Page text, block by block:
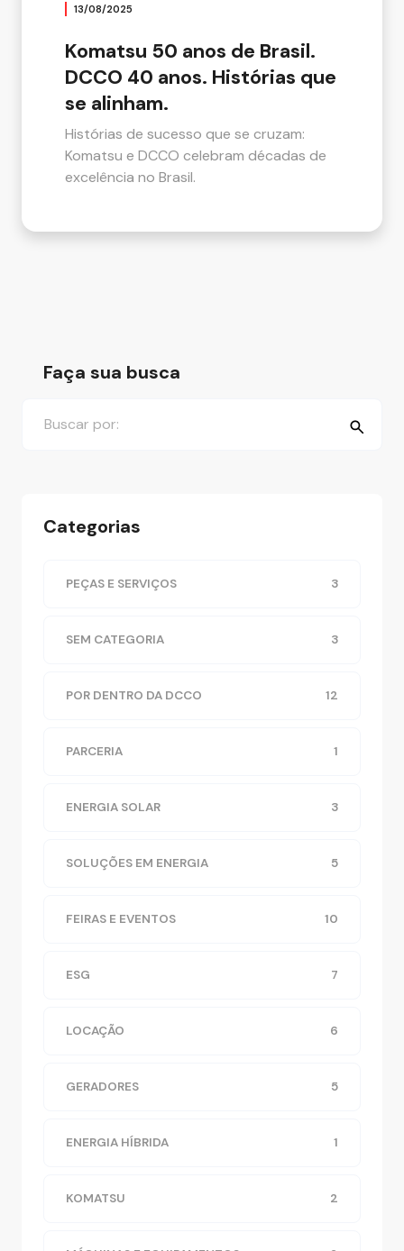
13/08/2025
Komatsu 50 anos de Brasil.
DCCO 40 anos. Histórias que
se alinham.
Histórias de sucesso que se cruzam:
Komatsu e DCCO celebram décadas de
excelência no Brasil.
Faça sua busca
Categorias
PEÇAS E SERVIÇOS 3
SEM CATEGORIA 3
POR DENTRO DA DCCO 12
PARCERIA 1
ENERGIA SOLAR 3
SOLUÇÕES EM ENERGIA 5
FEIRAS E EVENTOS 10
ESG 7
LOCAÇÃO 6
GERADORES 5
ENERGIA HÍBRIDA 1
KOMATSU 2